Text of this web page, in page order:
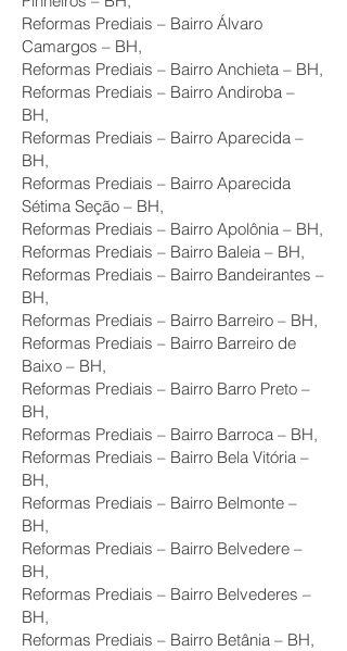
Reformas Prediais – Bairro Álvaro
Camargos – BH,
Reformas Prediais – Bairro Anchieta – BH,
Reformas Prediais – Bairro Andiroba –
BH,
Reformas Prediais – Bairro Aparecida –
BH,
Reformas Prediais – Bairro Aparecida
Sétima Seção – BH,
Reformas Prediais – Bairro Apolônia – BH,
Reformas Prediais – Bairro Baleia – BH,
Reformas Prediais – Bairro Bandeirantes –
BH,
Reformas Prediais – Bairro Barreiro – BH,
Reformas Prediais – Bairro Barreiro de
Baixo – BH,
Reformas Prediais – Bairro Barro Preto –
BH,
Reformas Prediais – Bairro Barroca – BH,
Reformas Prediais – Bairro Bela Vitória –
BH,
Reformas Prediais – Bairro Belmonte –
BH,
Reformas Prediais – Bairro Belvedere –
BH,
Reformas Prediais – Bairro Belvederes –
BH,
Reformas Prediais – Bairro Betânia – BH,